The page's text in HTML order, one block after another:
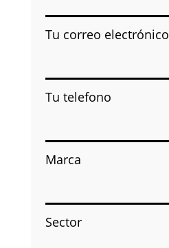
Tu correo electrónico
Tu telefono
Marca
Sector